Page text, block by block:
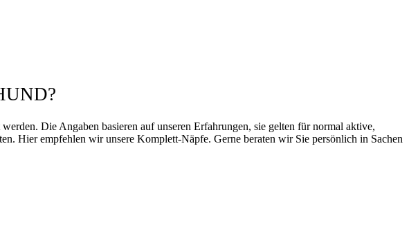
Die Angaben basieren auf unseren Erfahrungen, sie gelten für normal aktive,
Hier empfehlen wir unsere Komplett-Näpfe. Gerne beraten wir Sie persönlich in Sachen